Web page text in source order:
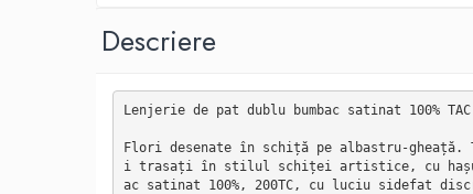
Descriere
Lenjerie de pat dublu bumbac satinat 100%
Flori desenate în schiță pe albastru-
i trasați în stilul schiței artistice, cu
ac satinat 100%, 200TC, cu luciu sidefat